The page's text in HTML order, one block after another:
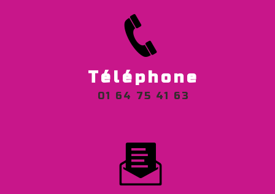
Téléphone
01 64 75 41 63